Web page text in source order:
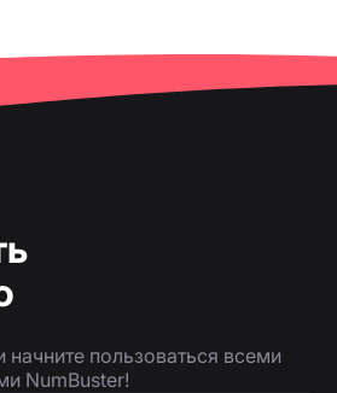
начните пользоваться всеми
NumBuster!